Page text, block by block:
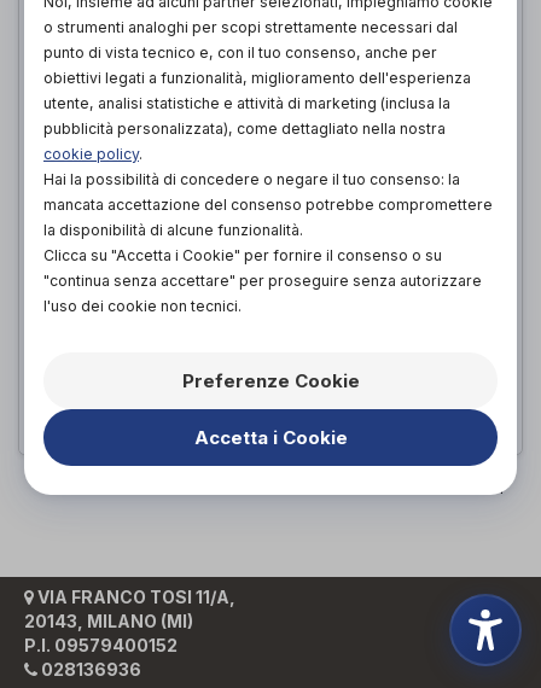
MANIQUICK Leggera Massaggiatore
PROVA E ACQUISTA IN NEGOZIO DA100,82€
PAGINA 1 DI 1
VIA FRANCO TOSI 11/A,
20143, MILANO (MI)
P.I. 09579400152
028136936
o strumenti analoghi per scopi strettamente necessari dal
punto di vista tecnico e, con il tuo consenso, anche per
obiettivi legati a funzionalità, miglioramento dell'esperienza
utente, analisi statistiche e attività di marketing (inclusa la
pubblicità personalizzata), come dettagliato nella nostra
cookie policy.
Hai la possibilità di concedere o negare il tuo consenso: la
mancata accettazione del consenso potrebbe compromettere
la disponibilità di alcune funzionalità.
Clicca su "Accetta i Cookie" per fornire il consenso o su
"continua senza accettare" per proseguire senza autorizzare
l'uso dei cookie non tecnici.
Preferenze Cookie
Accetta i Cookie